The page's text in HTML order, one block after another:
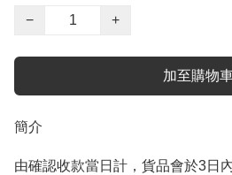
−
+
加至購物
簡介
由確認收款當日計，貨品會於3日